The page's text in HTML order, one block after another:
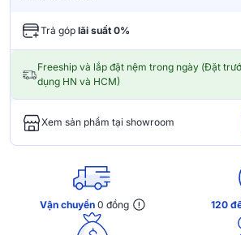
Trả góp lãi suất 0%
Freeship và lắp đặt nệm trong ngày (Đặt
dụng HN và HCM)
Xem sản phẩm tại showroom
Vận chuyển 0 đồng 120